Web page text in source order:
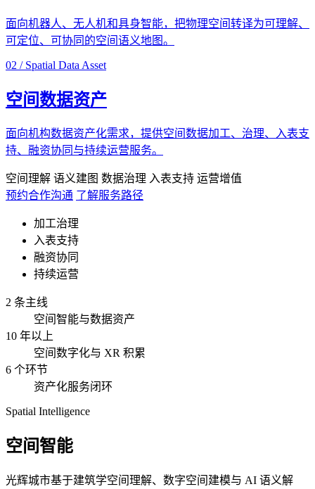
面向机器人、无人机和具身智能，把物理空间转译为可理解、
可定位、可协同的空间语义地图。
02 / Spatial Data Asset
空间数据资产
面向机构数据资产化需求，提供空间数据加工、治理、入表支
持、融资协同与持续运营服务。
空间理解 语义建图 数据治理 入表支持 运营增值
预约合作沟通 了解服务路径
加工治理
入表支持
融资协同
持续运营
2 条主线
空间智能与数据资产
10 年以上
空间数字化与 XR 积累
6 个环节
资产化服务闭环
Spatial Intelligence
空间智能
光辉城市基于建筑学空间理解、数字空间建模与 AI 语义解